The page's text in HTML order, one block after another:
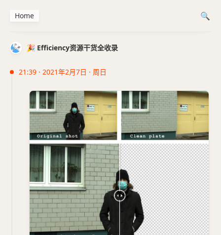
🎉 Efficiency资源干货全收录
21:39 · 2021年2月7日 · 周日
Home